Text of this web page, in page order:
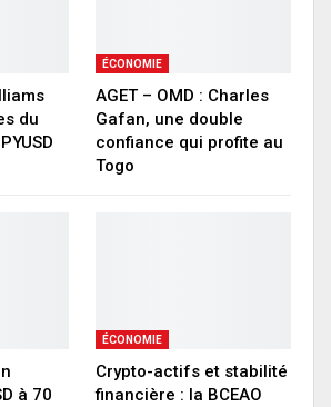
du
ÉCONOMIE
AGET – OMD : Charles
Gafan, une double
confiance qui profite au
Togo
à 70
ÉCONOMIE
Crypto-actifs et stabilité
financière : la BCEAO